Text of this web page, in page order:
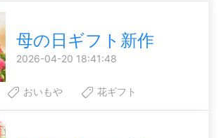
母の日ギフト新作
2026-04-20 18:41:48
おいもや 花ギフト